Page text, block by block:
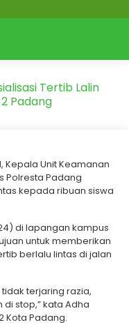
Tertib Lalin
Padang
Kepala Unit Keamanan
Polresta Padang
kepada ribuan siswa
di lapangan kampus
untuk memberikan
berlalu lintas di jalan
terjaring razia,
stop,” kata Adha
Kota Padang.